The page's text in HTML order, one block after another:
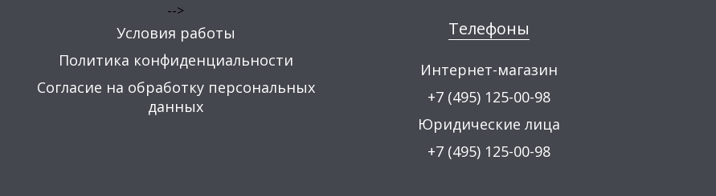
-->
Условия работы
Политика конфиденциальности
Согласие на обработку персональных
данных
Телефоны
Интернет-магазин
+7 (495) 125-00-98
Юридические лица
+7 (495) 125-00-98